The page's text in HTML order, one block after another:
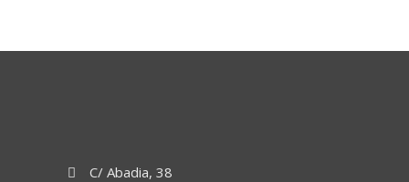
C/ Abadia, 38